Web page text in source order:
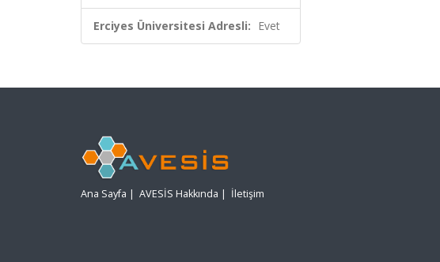
Erciyes Üniversitesi Adresli: Evet
Ana Sayfa | AVESİS Hakkında | İletişim